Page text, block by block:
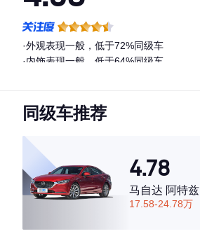
·外观表现一般，低于72%同级车
·内饰表现一般，低于64%同级车
同级车推荐
4.78
马自达 阿特兹
17.58-24.78万